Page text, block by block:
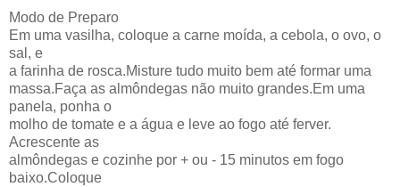
Modo de Preparo
Em uma vasilha, coloque a carne moída, a cebola, o ovo, o
sal, e
a farinha de rosca.Misture tudo muito bem até formar uma
massa.Faça as almôndegas não muito grandes.Em uma
panela, ponha o
molho de tomate e a água e leve ao fogo até ferver.
Acrescente as
almôndegas e cozinhe por + ou - 15 minutos em fogo
baixo.Coloque